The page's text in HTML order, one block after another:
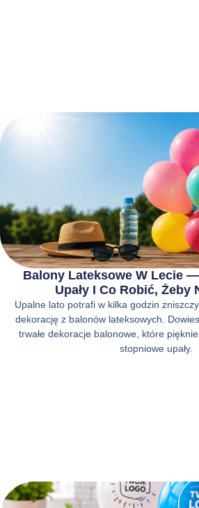
Balony Lateksowe W Lecie
Upały I Co Robić, Żeby
Upalne lato potrafi w kilka godzin
dekorację z balonów lateksowych.
trwałe dekoracje balonowe, które
stopniowe upały.